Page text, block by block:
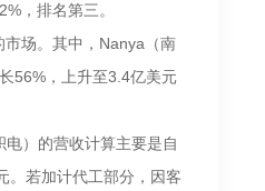
，排名第三。
场。其中，Nanya（南
56%，上升至3.4亿美元
）的营收计算主要是自
。若加计代工部分，因客